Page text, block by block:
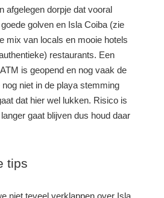
afgelegen dorpje dat vooral
golven en Isla Coiba (zie
mix van locals en mooie hotels
restaurants. Een
is geopend en nog vaak de
niet in de playa stemming
dat hier wel lukken. Risico is
gaat blijven dus houd daar
tips
niet teveel verklappen over Isla